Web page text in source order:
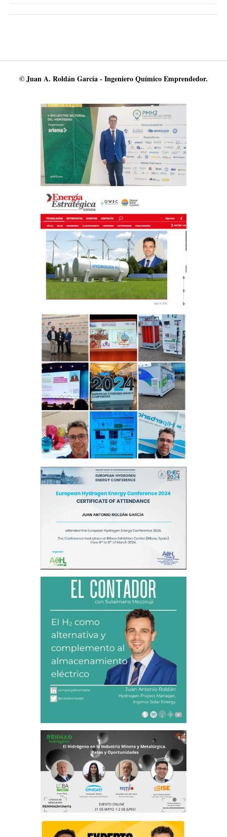
© Juan A. Roldán García - Ingeniero Químico Emprendedor.